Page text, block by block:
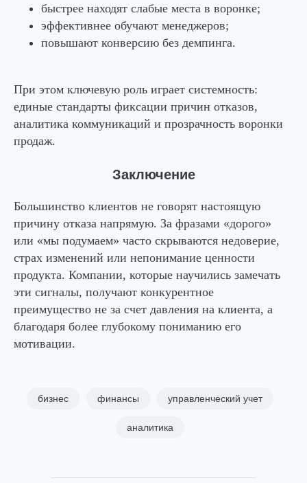
быстрее находят слабые места в воронке;
эффективнее обучают менеджеров;
повышают конверсию без демпинга.
При этом ключевую роль играет системность:
единые стандарты фиксации причин отказов,
аналитика коммуникаций и прозрачность воронки
продаж.
Заключение
Большинство клиентов не говорят настоящую
причину отказа напрямую. За фразами «дорого»
или «мы подумаем» часто скрываются недоверие,
страх изменений или непонимание ценности
продукта. Компании, которые научились замечать
эти сигналы, получают конкурентное
преимущество не за счет давления на клиента, а
благодаря более глубокому пониманию его
мотивации.
бизнес финансы управленческий учет
аналитика